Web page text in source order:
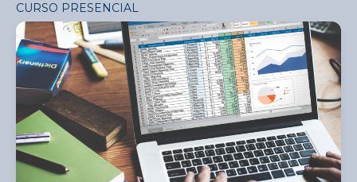
CURSO PRESENCIAL